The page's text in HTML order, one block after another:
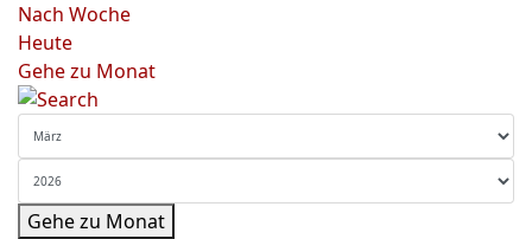
Nach Woche
Heute
Gehe zu Monat
Gehe zu Monat